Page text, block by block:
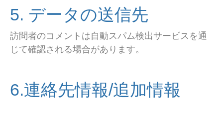
5. データの送信先
訪問者のコメントは自動スパム検出サービスを通
じて確認される場合があります。
6.連絡先情報/追加情報